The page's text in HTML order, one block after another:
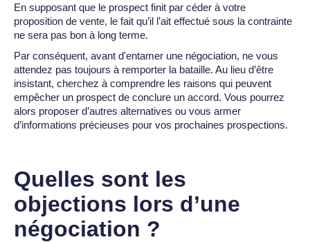
En supposant que le prospect finit par céder à votre
proposition de vente, le fait qu’il l’ait effectué sous la contrainte
ne sera pas bon à long terme.
Par conséquent, avant d'entamer une négociation, ne vous
attendez pas toujours à remporter la bataille. Au lieu d’être
insistant, cherchez à comprendre les raisons qui peuvent
empêcher un prospect de conclure un accord. Vous pourrez
alors proposer d’autres alternatives ou vous armer
d’informations précieuses pour vos prochaines prospections.
Quelles sont les
objections lors d’une
négociation ?